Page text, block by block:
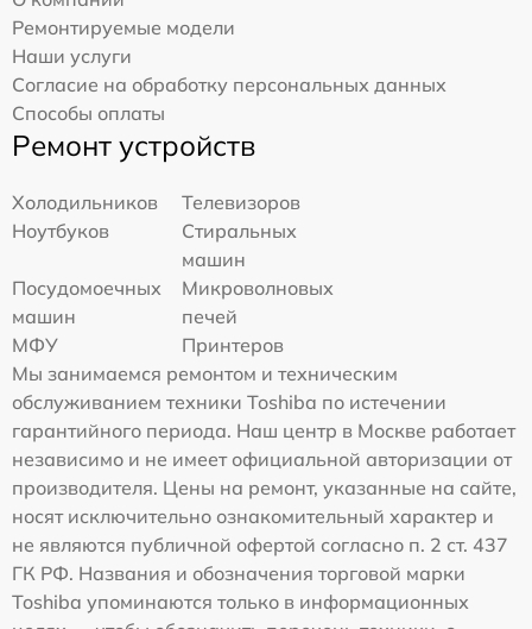
Ремонтируемые модели
Наши услуги
Согласие на обработку персональных данных
Способы оплаты
Ремонт устройств
Холодильников
Телевизоров
Ноутбуков
Стиральных
машин
Посудомоечных
машин
Микроволновых
печей
МФУ
Принтеров
Мы занимаемся ремонтом и техническим
обслуживанием техники Toshiba по истечении
гарантийного периода. Наш центр в Москве работает
независимо и не имеет официальной авторизации от
производителя. Цены на ремонт, указанные на сайте,
носят исключительно ознакомительный характер и
не являются публичной офертой согласно п. 2 ст. 437
ГК РФ. Названия и обозначения торговой марки
Toshiba упоминаются только в информационных